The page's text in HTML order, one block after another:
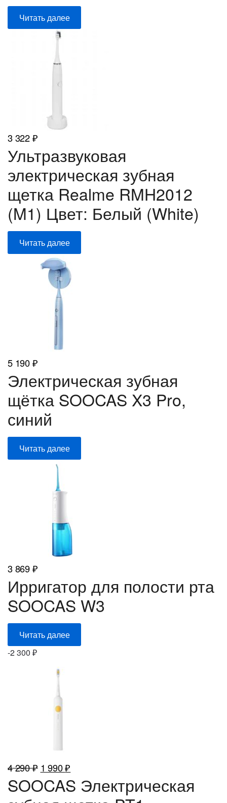
Читать далее
3 322₽
Ультразвуковая
электрическая зубная
щетка Realme RMH2012
(M1) Цвет: Белый (White)
Читать далее
5 190₽
Электрическая зубная
щётка SOOCAS X3 Pro,
синий
Читать далее
3 869₽
Ирригатор для полости рта
SOOCAS W3
Читать далее
-2 300 ₽
4 290₽ Первоначальная
цена
составляла
1 990₽
цена:
1
SOOCAS Электрическая